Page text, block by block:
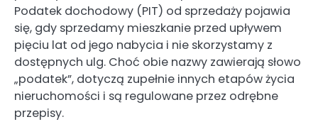
Podatek dochodowy (PIT) od sprzedaży pojawia
się, gdy sprzedamy mieszkanie przed upływem
pięciu lat od jego nabycia i nie skorzystamy z
dostępnych ulg. Choć obie nazwy zawierają słowo
„podatek”, dotyczą zupełnie innych etapów życia
nieruchomości i są regulowane przez odrębne
przepisy.